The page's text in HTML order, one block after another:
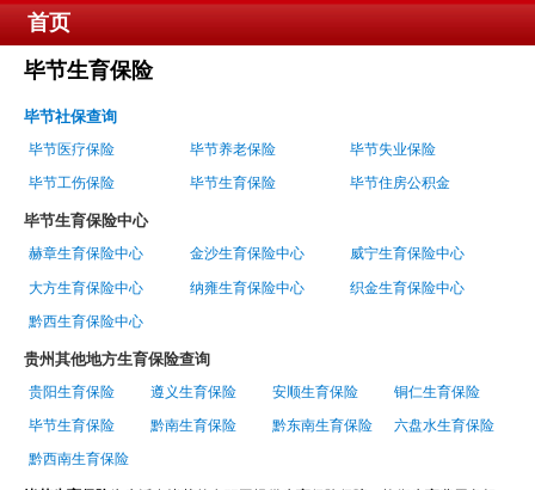
首页
毕节生育保险
毕节社保查询
毕节医疗保险 毕节养老保险 毕节失业保险
毕节工伤保险 毕节生育保险 毕节住房公积金
毕节生育保险中心
赫章生育保险中心 金沙生育保险中心 威宁生育保险中心
大方生育保险中心 纳雍生育保险中心 织金生育保险中心
黔西生育保险中心
贵州其他地方生育保险查询
贵阳生育保险 遵义生育保险 安顺生育保险 铜仁生育保险
毕节生育保险 黔南生育保险 黔东南生育保险 六盘水生育保险
黔西南生育保险